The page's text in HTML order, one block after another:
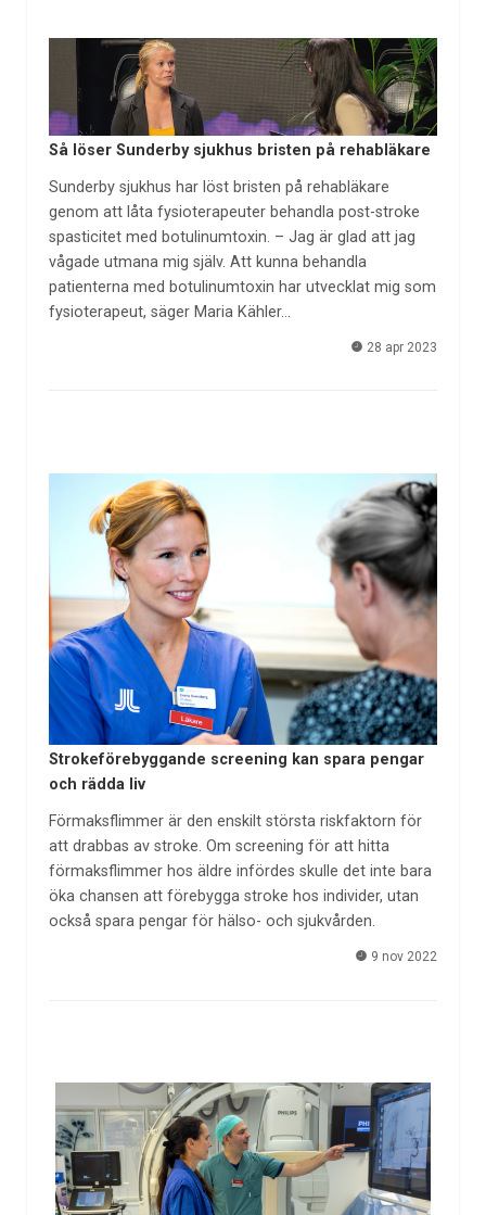
Så löser Sunderby sjukhus bristen på rehabläkare
Sunderby sjukhus har löst bristen på rehabläkare
genom att låta fysioterapeuter behandla post-stroke
spasticitet med botulinumtoxin. – Jag är glad att jag
vågade utmana mig själv. Att kunna behandla
patienterna med botulinumtoxin har utvecklat mig som
fysioterapeut, säger Maria Kähler…
28 apr 2023
Strokeförebyggande screening kan spara pengar
och rädda liv
Förmaksflimmer är den enskilt största riskfaktorn för
att drabbas av stroke. Om screening för att hitta
förmaksflimmer hos äldre infördes skulle det inte bara
öka chansen att förebygga stroke hos individer, utan
också spara pengar för hälso- och sjukvården.
9 nov 2022